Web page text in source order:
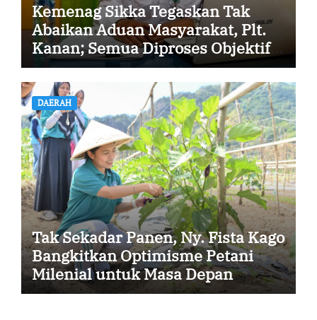
Kemenag Sikka Tegaskan Tak
Abaikan Aduan Masyarakat, Plt.
Kanan; Semua Diproses Objektif
dan Transparan
DAERAH
Tak Sekadar Panen, Ny. Fista Kago
Bangkitkan Optimisme Petani
Milenial untuk Masa Depan
Ketahanan Pangan Sikka